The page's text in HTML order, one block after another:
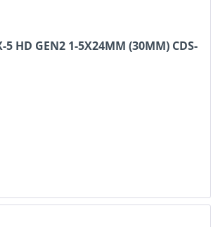
5 HD GEN2 1-5X24MM (30MM) CDS-